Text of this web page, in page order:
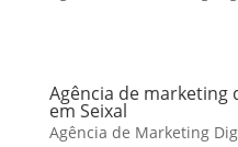
Agência de
em Seixal
Agência de Marketing